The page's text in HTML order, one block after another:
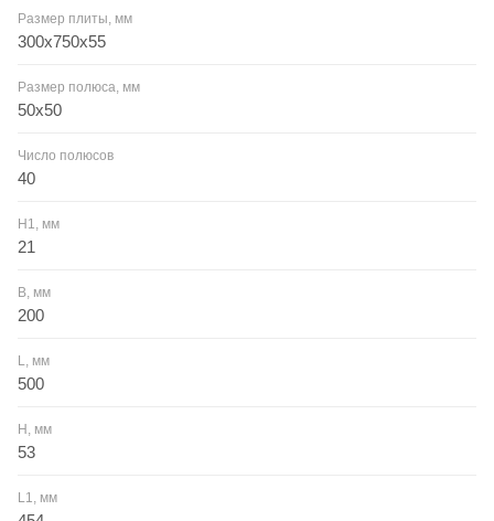
Размер плиты, мм
300x750x55
Размер полюса, мм
50x50
Число полюсов
40
H1, мм
21
B, мм
200
L, мм
500
H, мм
53
L1, мм